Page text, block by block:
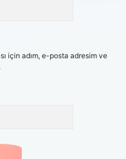
için adım, e-posta adresim ve